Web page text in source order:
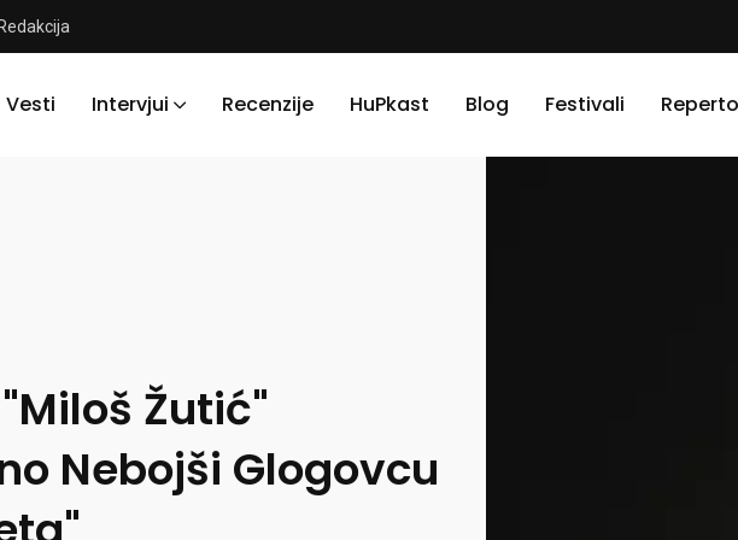
Redakcija
Vesti Intervjui Recenzije HuPkast Blog Festivali
Žutić"
Nebojši Glogovcu